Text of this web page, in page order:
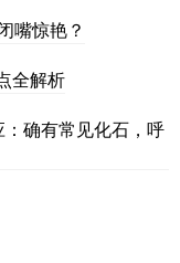
嘴惊艳？
全解析
：确有常见化石，呼